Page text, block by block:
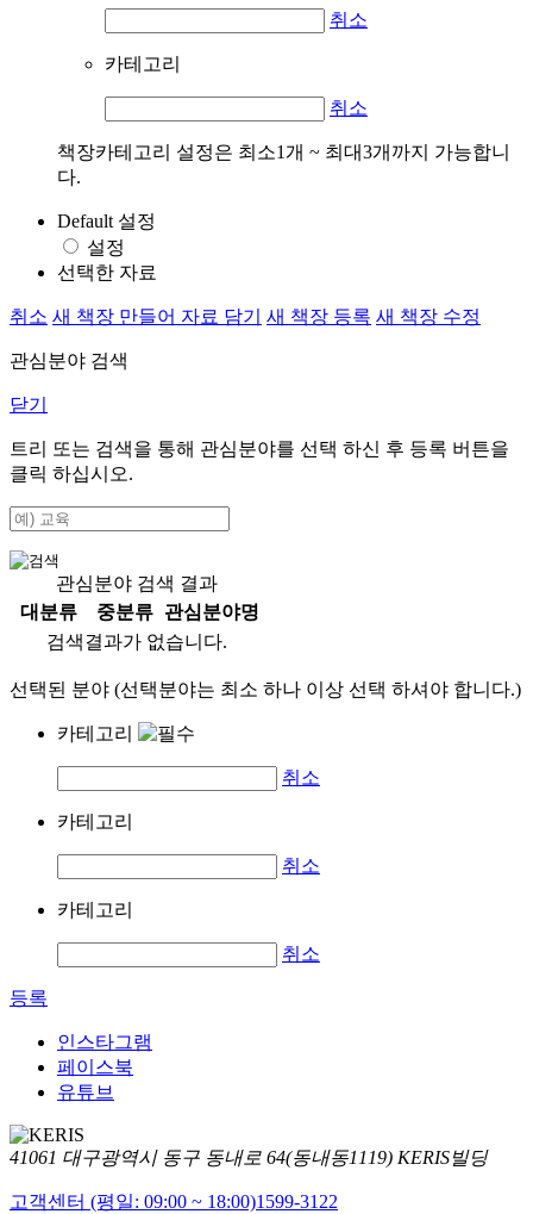
취소
카테고리
취소
책장카테고리 설정은 최소1개 ~ 최대3개까지 가능합니
다.
Default 설정
설정
선택한 자료
취소 새 책장 만들어 자료 담기 새 책장 등록 새 책장 수정
관심분야 검색
닫기
트리 또는 검색을 통해 관심분야를 선택 하신 후 등록 버튼을
클릭 하십시오.
관심분야 검색 결과
대분류
중분류
관심분야명
검색결과가 없습니다.
선택된 분야 (선택분야는 최소 하나 이상 선택 하셔야 합니다.)
카테고리
취소
카테고리
취소
카테고리
취소
등록
인스타그램
페이스북
유튜브
41061 대구광역시 동구 동내로 64(동내동1119) KERIS빌딩
고객센터 (평일: 09:00 ~ 18:00)1599-3122